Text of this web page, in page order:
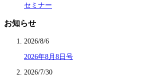
セミナー
お知らせ
2026/8/6
2026年8月8日号
2026/7/30